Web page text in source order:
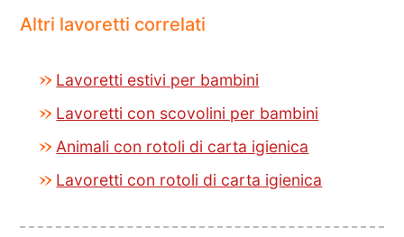
Altri lavoretti correlati
Lavoretti estivi per bambini
Lavoretti con scovolini per bambini
Animali con rotoli di carta igienica
Lavoretti con rotoli di carta igienica